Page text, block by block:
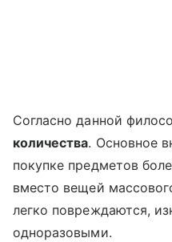
Согласно данной
количества. Основное
покупке предметов
вместо вещей
легко повреждаются,
одноразовыми.